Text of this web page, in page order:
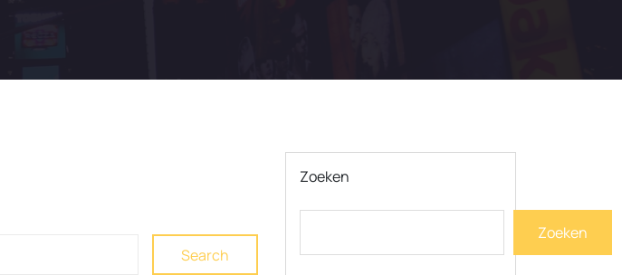
Search
Zoeken
Zoeken